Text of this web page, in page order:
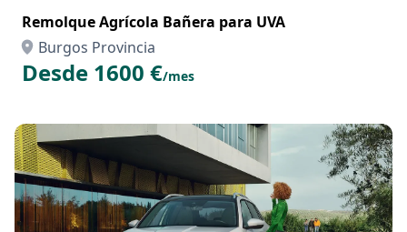
Remolque Agrícola Bañera para UVA
Burgos Provincia
Desde 1600 €/mes